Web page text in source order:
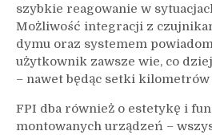
szybkie reagowanie w
Możliwość integracji z
dymu oraz systemem
użytkownik zawsze wie, co
– nawet będąc setki kilometrów
FPI dba również o estetykę i
montowanych urządzeń –